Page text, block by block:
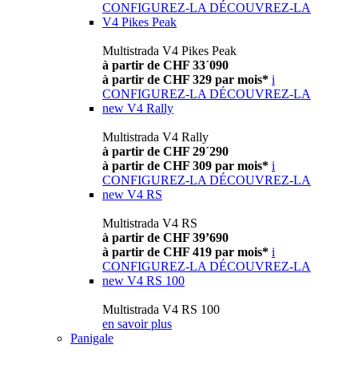
CONFIGUREZ-LA DÉCOUVREZ-LA
V4 Pikes Peak
Multistrada V4 Pikes Peak
à partir de CHF 33´090
à partir de CHF 329 par mois* i
CONFIGUREZ-LA DÉCOUVREZ-LA
new V4 Rally
Multistrada V4 Rally
à partir de CHF 29´290
à partir de CHF 309 par mois* i
CONFIGUREZ-LA DÉCOUVREZ-LA
new V4 RS
Multistrada V4 RS
à partir de CHF 39’690
à partir de CHF 419 par mois* i
CONFIGUREZ-LA DÉCOUVREZ-LA
new V4 RS 100
Multistrada V4 RS 100
en savoir plus
Panigale